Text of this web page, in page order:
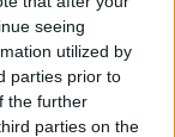
seeing
utilized by
parties prior to
the further
parties on the